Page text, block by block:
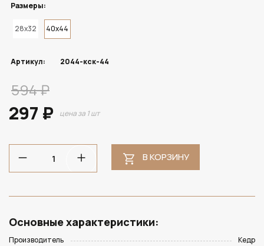
Размеры:
28x32 40x44
Артикул: 2044-кск-44
594 ₽
297 ₽ цена за 1 шт
В КОРЗИНУ
Основные характеристики:
Производитель
Кедр